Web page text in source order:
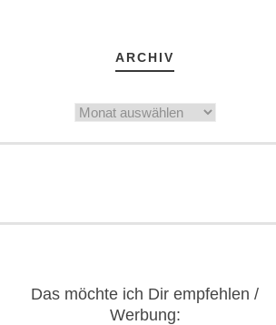
ARCHIV
Archiv
Das möchte ich Dir empfehlen /
Werbung: